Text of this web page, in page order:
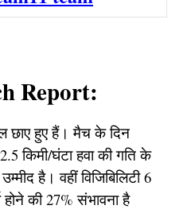
Report:
छाए हुए हैं। मैच के दिन
किमी/घंटा हवा की गति के
है। वहीं विजिबिलिटी 6
की 27% संभावना है